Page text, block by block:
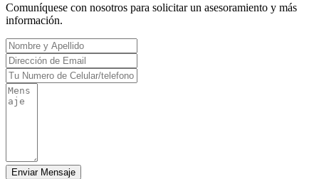
Comuníquese con nosotros para solicitar un asesoramiento y más
información.